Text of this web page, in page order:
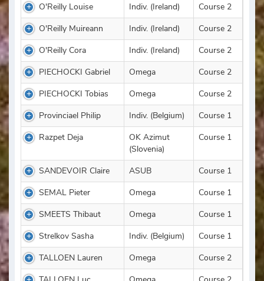
O'Reilly Louise
Indiv. (Ireland)
Course 2
O'Reilly Muireann
Indiv. (Ireland)
Course 2
O'Reilly Cora
Indiv. (Ireland)
Course 2
PIECHOCKI Gabriel
Omega
Course 2
PIECHOCKI Tobias
Omega
Course 2
Provinciael Philip
Indiv. (Belgium)
Course 1
Razpet Deja
OK Azimut
(Slovenia)
Course 1
SANDEVOIR Claire ASUB
Course 1
SEMAL Pieter
Omega
Course 1
SMEETS Thibaut
Omega
Course 1
Strelkov Sasha
Indiv. (Belgium)
Course 1
TALLOEN Lauren
Omega
Course 2